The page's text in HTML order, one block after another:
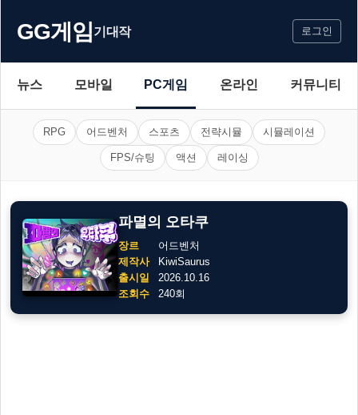
GG게임기대작 로그인
뉴스 모바일 PC게임 온라인 커뮤니티
RPG 어드벤처 스포츠 전략시뮬 시뮬레이션
FPS/슈팅 액션 레이싱
파멸의 오타쿠
장르
어드벤처
제작사
KiwiSaurus
출시일
2026.10.16
조회수
240회